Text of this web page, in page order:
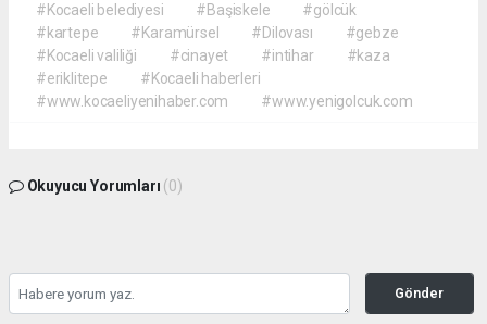
#Kocaeli belediyesi #Başiskele
#gölcük
#kartepe
#Karamürsel #Dilovası
#gebze
#Kocaeli valiliği
#cinayet #intihar
#kaza
#eriklitepe
#Kocaeli haberleri
#www.kocaeliyenihaber.com
#www.yenigolcuk.com
Okuyucu Yorumları (0)
Gönder